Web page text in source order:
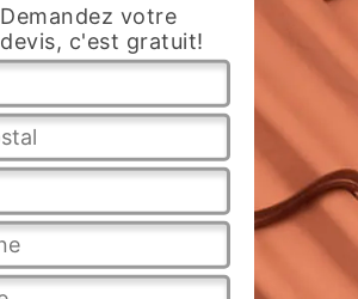
Demandez votre
devis, c'est gratuit!